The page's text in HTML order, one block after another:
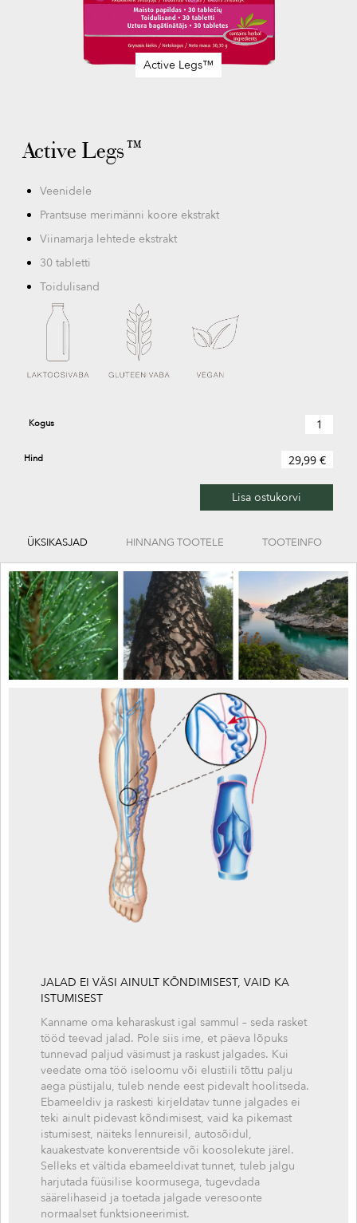
Active Legs™
of
gallery
Active Legs™
Veenidele
Prantsuse merimänni koore ekstrakt
Viinamarja lehtede ekstrakt
30 tabletti
Toidulisand
Kogus
Hind 29,99 €
Lisa ostukorvi
ÜKSIKASJAD HINNANG TOOTELE TOOTEINFO
JALAD EI VÄSI AINULT KÕNDIMISEST, VAID KA
ISTUMISEST
Kanname oma keharaskust igal sammul – seda rasket
tööd teevad jalad. Pole siis ime, et päeva lõpuks
tunnevad paljud väsimust ja raskust jalgades. Kui
veedate oma töö iseloomu või elustiili tõttu palju
aega püstijalu, tuleb nende eest pidevalt hoolitseda.
Ebameeldiv ja raskesti kirjeldatav tunne jalgades ei
teki ainult pidevast kõndimisest, vaid ka pikemast
istumisest, näiteks lennureisil, autosõidul,
kauakestvate konverentside või koosolekute järel.
Selleks et vältida ebameeldivat tunnet, tuleb jalgu
harjutada füüsilise koormusega, tugevdada
säärelihaseid ja toetada jalgade veresoonte
normaalset funktsioneerimist.